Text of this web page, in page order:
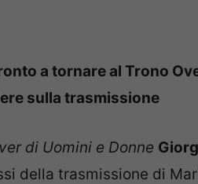
a tornare al Trono
sulla trasmissione
di Uomini e Donne
della trasmissione di